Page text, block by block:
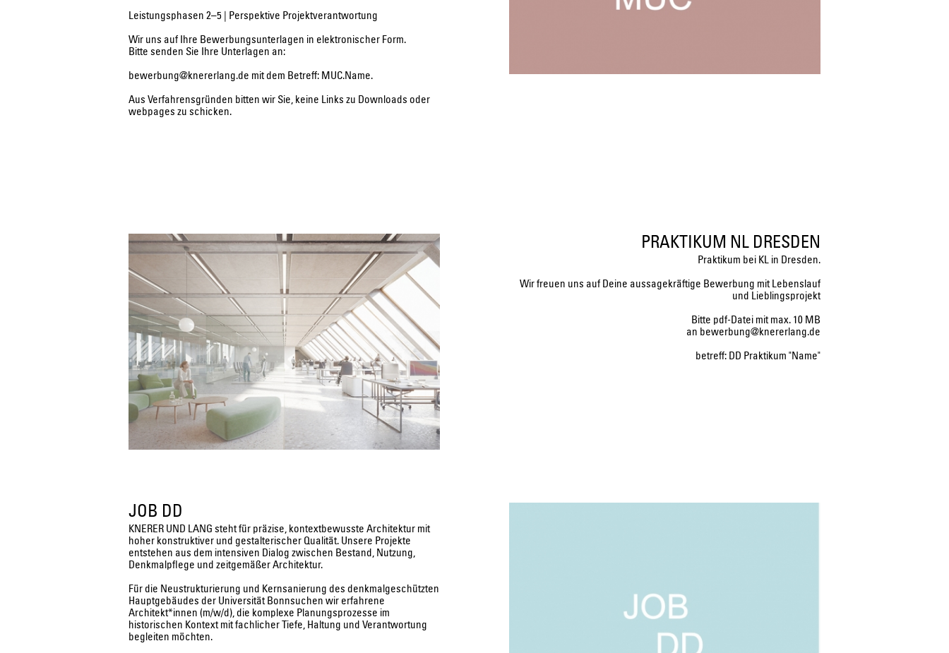
Leistungsphasen 2–5 | Perspektive Projektverantwortung
Wir uns auf Ihre Bewerbungsunterlagen in elektronischer Form.
Bitte senden Sie Ihre Unterlagen an:
bewerbung@knererlang.de mit dem Betreff: MUC.Name.
Aus Verfahrensgründen bitten wir Sie, keine Links zu Downloads oder
webpages zu schicken.
PRAKTIKUM NL DRESDEN
Praktikum bei KL in Dresden.
Wir freuen uns auf Deine aussagekräftige Bewerbung mit Lebenslauf
und Lieblingsprojekt
Bitte pdf-Datei mit max. 10 MB
an bewerbung@knererlang.de
betreff: DD Praktikum "Name"
JOB DD
KNERER UND LANG steht für präzise, kontextbewusste Architektur mit
hoher konstruktiver und gestalterischer Qualität. Unsere Projekte
entstehen aus dem intensiven Dialog zwischen Bestand, Nutzung,
Denkmalpflege und zeitgemäßer Architektur.
Für die Neustrukturierung und Kernsanierung des denkmalgeschützten
Hauptgebäudes der Universität Bonnsuchen wir erfahrene
Architekt*innen (m/w/d), die komplexe Planungsprozesse im
historischen Kontext mit fachlicher Tiefe, Haltung und Verantwortung
begleiten möchten.